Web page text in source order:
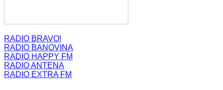
RADIO BRAVO!
RADIO BANOVINA
RADIO HAPPY FM
RADIO ANTENA
RADIO EXTRA FM